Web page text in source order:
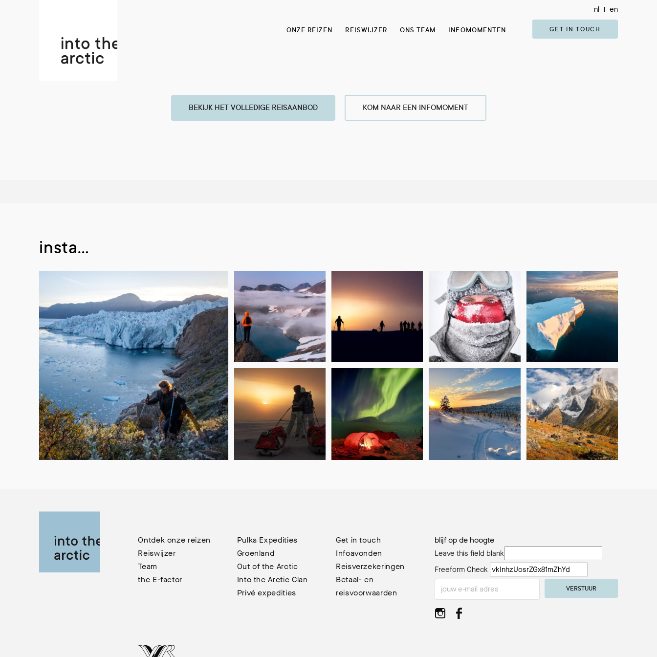
ONZE REIZEN REISWIJZER ONS TEAM INFOMOMENTEN GET IN TOUCH
nl en
BEKIJK HET VOLLEDIGE REISAANBOD KOM NAAR EEN INFOMOMENT
insta…
Ontdek onze reizen
Reiswijzer
Team
the E-factor
Pulka Expedities
Groenland
Out of the Arctic
Into the Arctic Clan
Privé expedities
Get in touch
Infoavonden
Reisverzekeringen
Betaal- en
reisvoorwaarden
blijf op de hoogte
Leave this field blank
Freeform Check
VERSTUUR